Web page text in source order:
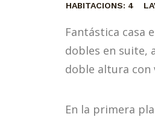
HABITACIONS: 4
Fantástica casa
dobles en suite,
doble altura con
En la primera